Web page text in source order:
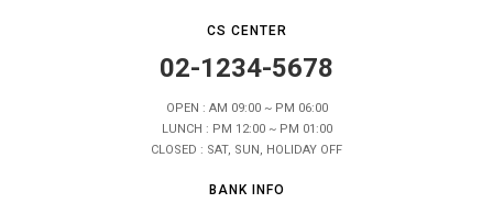
CS CENTER
02-1234-5678
OPEN : AM 09:00 ~ PM 06:00
LUNCH : PM 12:00 ~ PM 01:00
CLOSED : SAT, SUN, HOLIDAY OFF
BANK INFO